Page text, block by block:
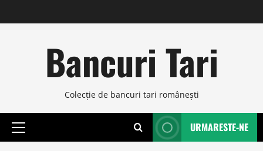
to
Bancuri Tari
Colecţie de bancuri tari româneşti
Primary
URMARESTE-NE